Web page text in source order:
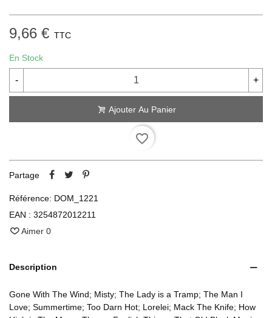
9,66 € TTC
En Stock
- +
Ajouter Au Panier
favorite_border
Partage
Référence: DOM_1221
EAN : 3254872012211
Aimer 0
Description
Gone With The Wind; Misty; The Lady is a Tramp; The Man I
Love; Summertime; Too Darn Hot; Lorelei; Mack The Knife; How